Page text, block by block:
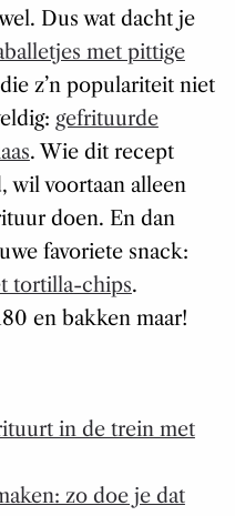
Dus wat dacht je
met pittige
z’n populariteit niet
gefrituurde
. Wie dit recept
wil voortaan alleen
doen. En dan
favoriete snack:
tortilla-chips.
en bakken maar!
in de trein met
zo doe je dat